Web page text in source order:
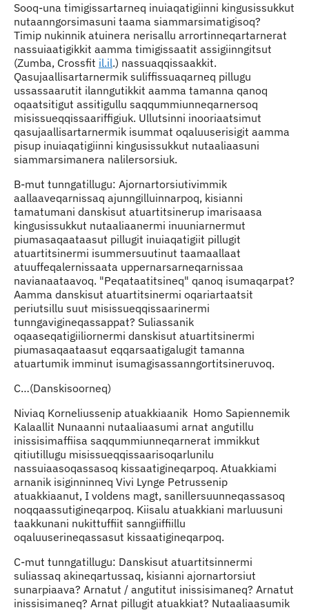
Sooq-una timigissartarneq inuiaqatigiinni kingusissukkut
nutaanngorsimasuni taama siammarsimatigisoq?
Timip nukinnik atuinera nerisallu arrortinneqartarnerat
nassuiaatigikkit aamma timigissaatit assigiinngitsut
(Zumba, Crossfit il.il.) nassuaqqissaakkit.
Qasujaallisartarnermik suliffissuaqarneq pillugu
ussassaarutit ilanngutikkit aamma tamanna qanoq
oqaatsitigut assitigullu saqqummiunneqarnersoq
misissueqqissaariffigiuk. Ullutsinni inooriaatsimut
qasujaallisartarnermik isummat oqaluuserisigit aamma
pisup inuiaqatigiinni kingusissukkut nutaaliaasuni
siammarsimanera nalilersorsiuk.
B-mut tunngatillugu: Ajornartorsiutivimmik
aallaaveqarnissaq ajunngilluinnarpoq, kisianni
tamatumani danskisut atuartitsinerup imarisaasa
kingusissukkut nutaaliaanermi inuuniarnermut
piumasaqaataasut pillugit inuiaqatigiit pillugit
atuartitsinermi isummersuutinut taamaallaat
atuuffeqalernissaata uppernarsarneqarnissaa
navianaataavoq. "Peqataatitsineq" qanoq isumaqarpat?
Aamma danskisut atuartitsinermi oqariartaatsit
periutsillu suut misissueqqissaarinermi
tunngavigineqassappat? Suliassanik
oqaaseqatigiiliornermi danskisut atuartitsinermi
piumasaqaataasut eqqarsaatigalugit tamanna
atuartumik imminut isumagisassanngortitsineruvoq.
C…(Danskisoorneq)
Niviaq Korneliussenip atuakkiaanik Homo Sapiennemik
Kalaallit Nunaanni nutaaliaasumi arnat angutillu
inissisimaffiisa saqqummiunneqarnerat immikkut
qitiutillugu misissueqqissaarisoqarlunilu
nassuiaasoqassasoq kissaatigineqarpoq. Atuakkiami
arnanik isiginninneq Vivi Lynge Petrussenip
atuakkiaanut, I voldens magt, sanillersuunneqassasoq
noqqaassutigineqarpoq. Kiisalu atuakkiani marluusuni
taakkunani nukittuffiit sanngiiffiillu
oqaluuserineqassasut kissaatigineqarpoq.
C-mut tunngatillugu: Danskisut atuartitsinnermi
suliassaq akineqartussaq, kisianni ajornartorsiut
sunarpiaava? Arnatut / angutitut inissisimaneq? Arnatut
inissisimaneq? Arnat pillugit atuakkiat? Nutaaliaasumik